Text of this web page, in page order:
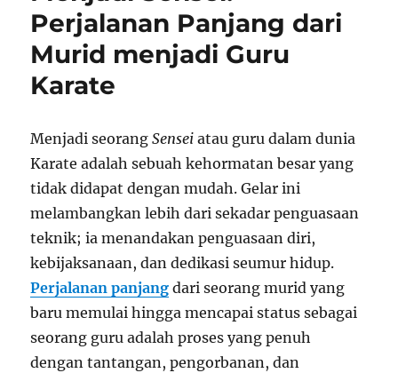
Perjalanan Panjang dari
Murid menjadi Guru
Karate
Menjadi seorangSensei atau guru dalam dunia
Karate adalah sebuah kehormatan besar yang
tidak didapat dengan mudah. Gelar ini
melambangkan lebih dari sekadar penguasaan
teknik; ia menandakan penguasaan diri,
kebijaksanaan, dan dedikasi seumur hidup.
Perjalanan panjang dari seorang murid yang
baru memulai hingga mencapai status sebagai
seorang guru adalah proses yang penuh
dengan tantangan, pengorbanan, dan